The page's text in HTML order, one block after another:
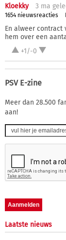
Kloekky 3 ma
1654 nieuwsreacties
En alweer contract
hem over een
+1/-0
PSV E-zine
Meer dan 28.500
aan!
Laatste nieuws